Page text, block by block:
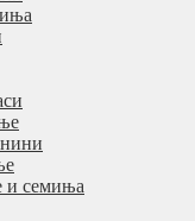
и семиња